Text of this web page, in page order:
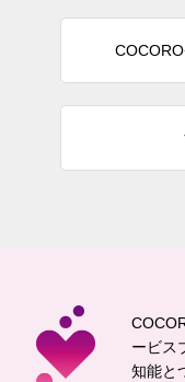
ービス
知能と